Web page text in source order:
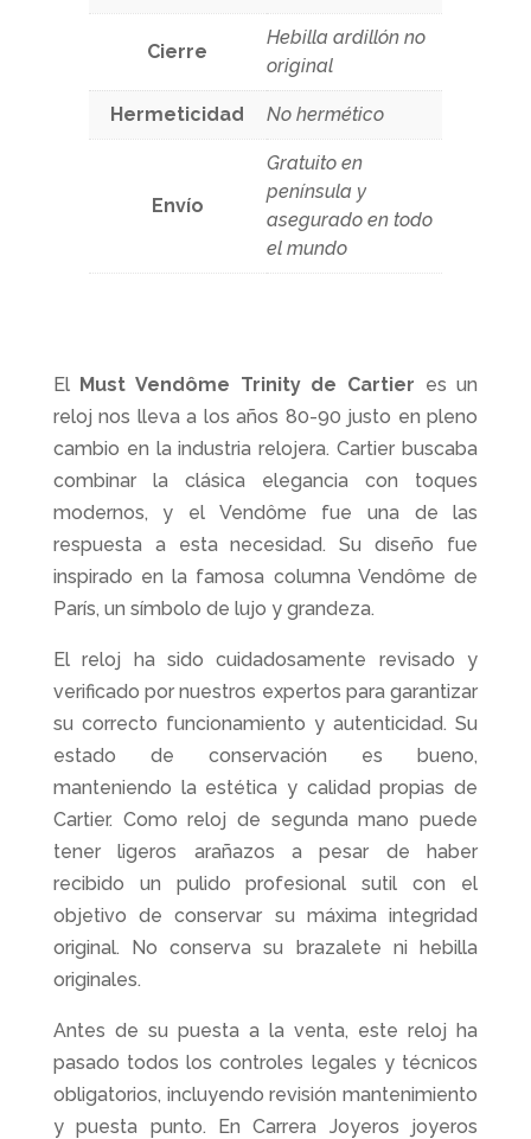
Cierre
Hebilla ardillón no
original
Hermeticidad No hermético
Envío
Gratuito en
península y
asegurado en todo
el mundo
ElMust Vendôme Trinity de Cartier es un
reloj nos lleva a los años 80-90 justo en pleno
cambio en la industria relojera. Cartier buscaba
combinar la clásica elegancia con toques
modernos, y el Vendôme fue una de las
respuesta a esta necesidad. Su diseño fue
inspirado en la famosa columna Vendôme de
París, un símbolo de lujo y grandeza.
El reloj ha sido cuidadosamente revisado y
verificado por nuestros expertos para garantizar
su correcto funcionamiento y autenticidad. Su
estado de conservación es bueno,
manteniendo la estética y calidad propias de
Cartier. Como reloj de segunda mano puede
tener ligeros arañazos a pesar de haber
recibido un pulido profesional sutil con el
objetivo de conservar su máxima integridad
original. No conserva su brazalete ni hebilla
originales.
Antes de su puesta a la venta, este reloj ha
pasado todos los controles legales y técnicos
obligatorios, incluyendo revisión mantenimiento
y puesta punto. En Carrera Joyeros joyeros